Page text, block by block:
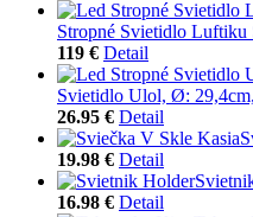
Stropné Svietidlo
119 € Detail
Svietidlo Ulol, Ø:
26.95 € Detail
19.98 € Detail
16.98 € Detail